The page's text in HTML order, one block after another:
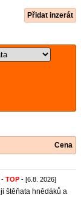
Přidat inzerát
Cena
- TOP - [6.8. 2026]
štěňata hnědáků a